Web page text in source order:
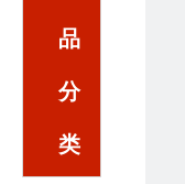
品
分
类